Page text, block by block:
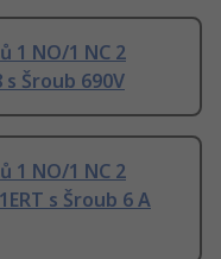
1 NO/1 NC 2
Šroub 690V
1 NO/1 NC 2
s Šroub 6 A